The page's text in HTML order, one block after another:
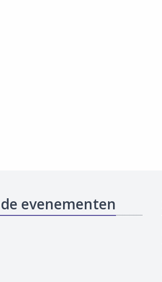
evenementen